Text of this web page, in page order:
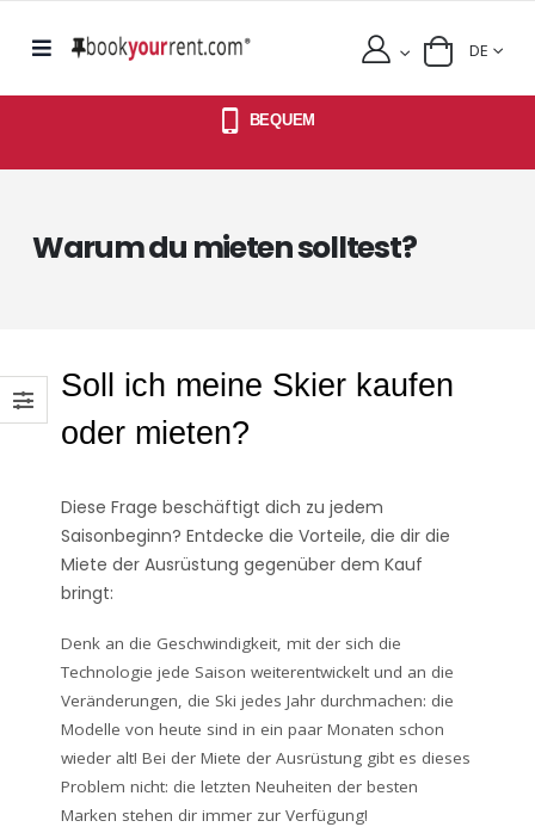
DE
BEQUEM
Warum du mieten solltest?
Soll ich meine Skier kaufen
oder mieten?
Diese Frage beschäftigt dich zu jedem
Saisonbeginn? Entdecke die Vorteile, die dir die
Miete der Ausrüstung gegenüber dem Kauf
bringt:
Denk an die Geschwindigkeit, mit der sich die
Technologie jede Saison weiterentwickelt und an die
Veränderungen, die Ski jedes Jahr durchmachen: die
Modelle von heute sind in ein paar Monaten schon
wieder alt! Bei der Miete der Ausrüstung gibt es dieses
Problem nicht: die letzten Neuheiten der besten
Marken stehen dir immer zur Verfügung!